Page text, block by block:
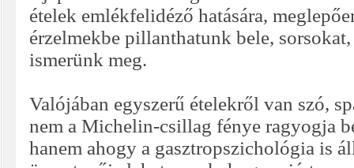
ételek emlékfelidéző hatására,
érzelmekbe pillanthatunk bele,
ismerünk meg.
Valójában egyszerű ételekről van szó,
nem a Michelin-csillag fénye ragyogja
hanem ahogy a gasztropszichológia is